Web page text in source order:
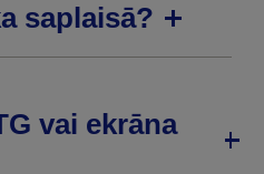
saplaisā?
vai ekrāna